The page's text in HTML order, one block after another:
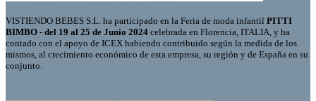
VISTIENDO BEBES S.L. ha participado en la Feria de moda infantil PITTI
BIMBO - del 19 al 25 de Junio 2024 celebrada en Florencia, ITALIA, y ha
contado con el apoyo de ICEX habiendo contribuido según la medida de los
mismos, al crecimiento económico de esta empresa, su región y de España en su
conjunto.